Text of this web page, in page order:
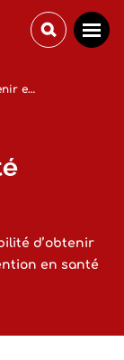
d’obtenir
en santé
AEC Intervenir en santé mentale (RAC)